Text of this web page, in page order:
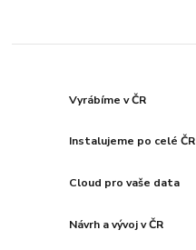
Vyrábíme v ČR
Instalujeme po celé ČR
Cloud pro vaše data
Návrh a vývoj v ČR